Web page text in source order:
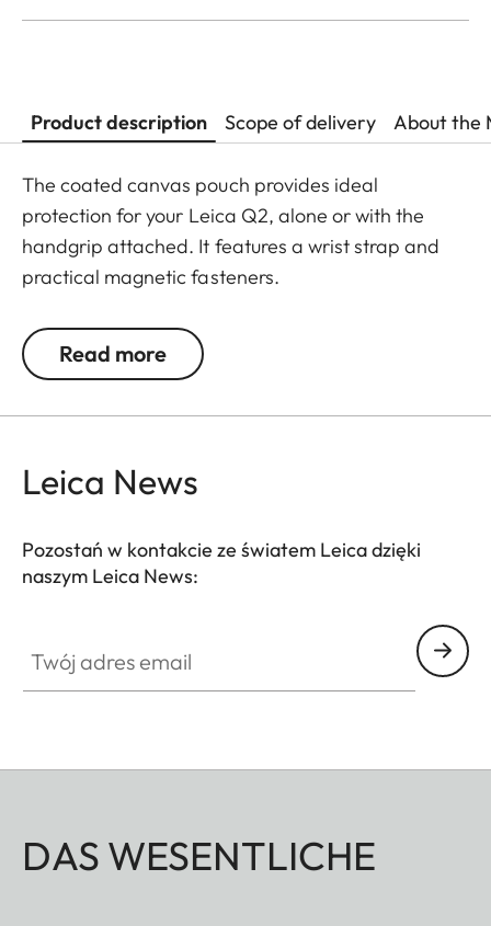
Product description Scope of delivery About the
The coated canvas pouch provides ideal
protection for your Leica Q2, alone or with the
handgrip attached. It features a wrist strap and
practical magnetic fasteners.
Read more
Leica News
Pozostań w kontakcie ze światem Leica dzięki
naszym Leica News:
DAS WESENTLICHE